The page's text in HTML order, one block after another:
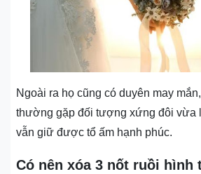
Ngoài ra họ cũng có duyên may
thường gặp đối tượng xứng đôi vừa
vẫn giữ được tổ ấm hạnh phúc.
Có nên xóa 3 nốt ruồi hình